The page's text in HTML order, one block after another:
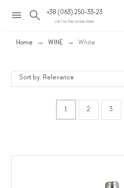
+38 (063) 250-33-23
call to the online store
Home WINE White
Sort by: Relevance
1 2 3